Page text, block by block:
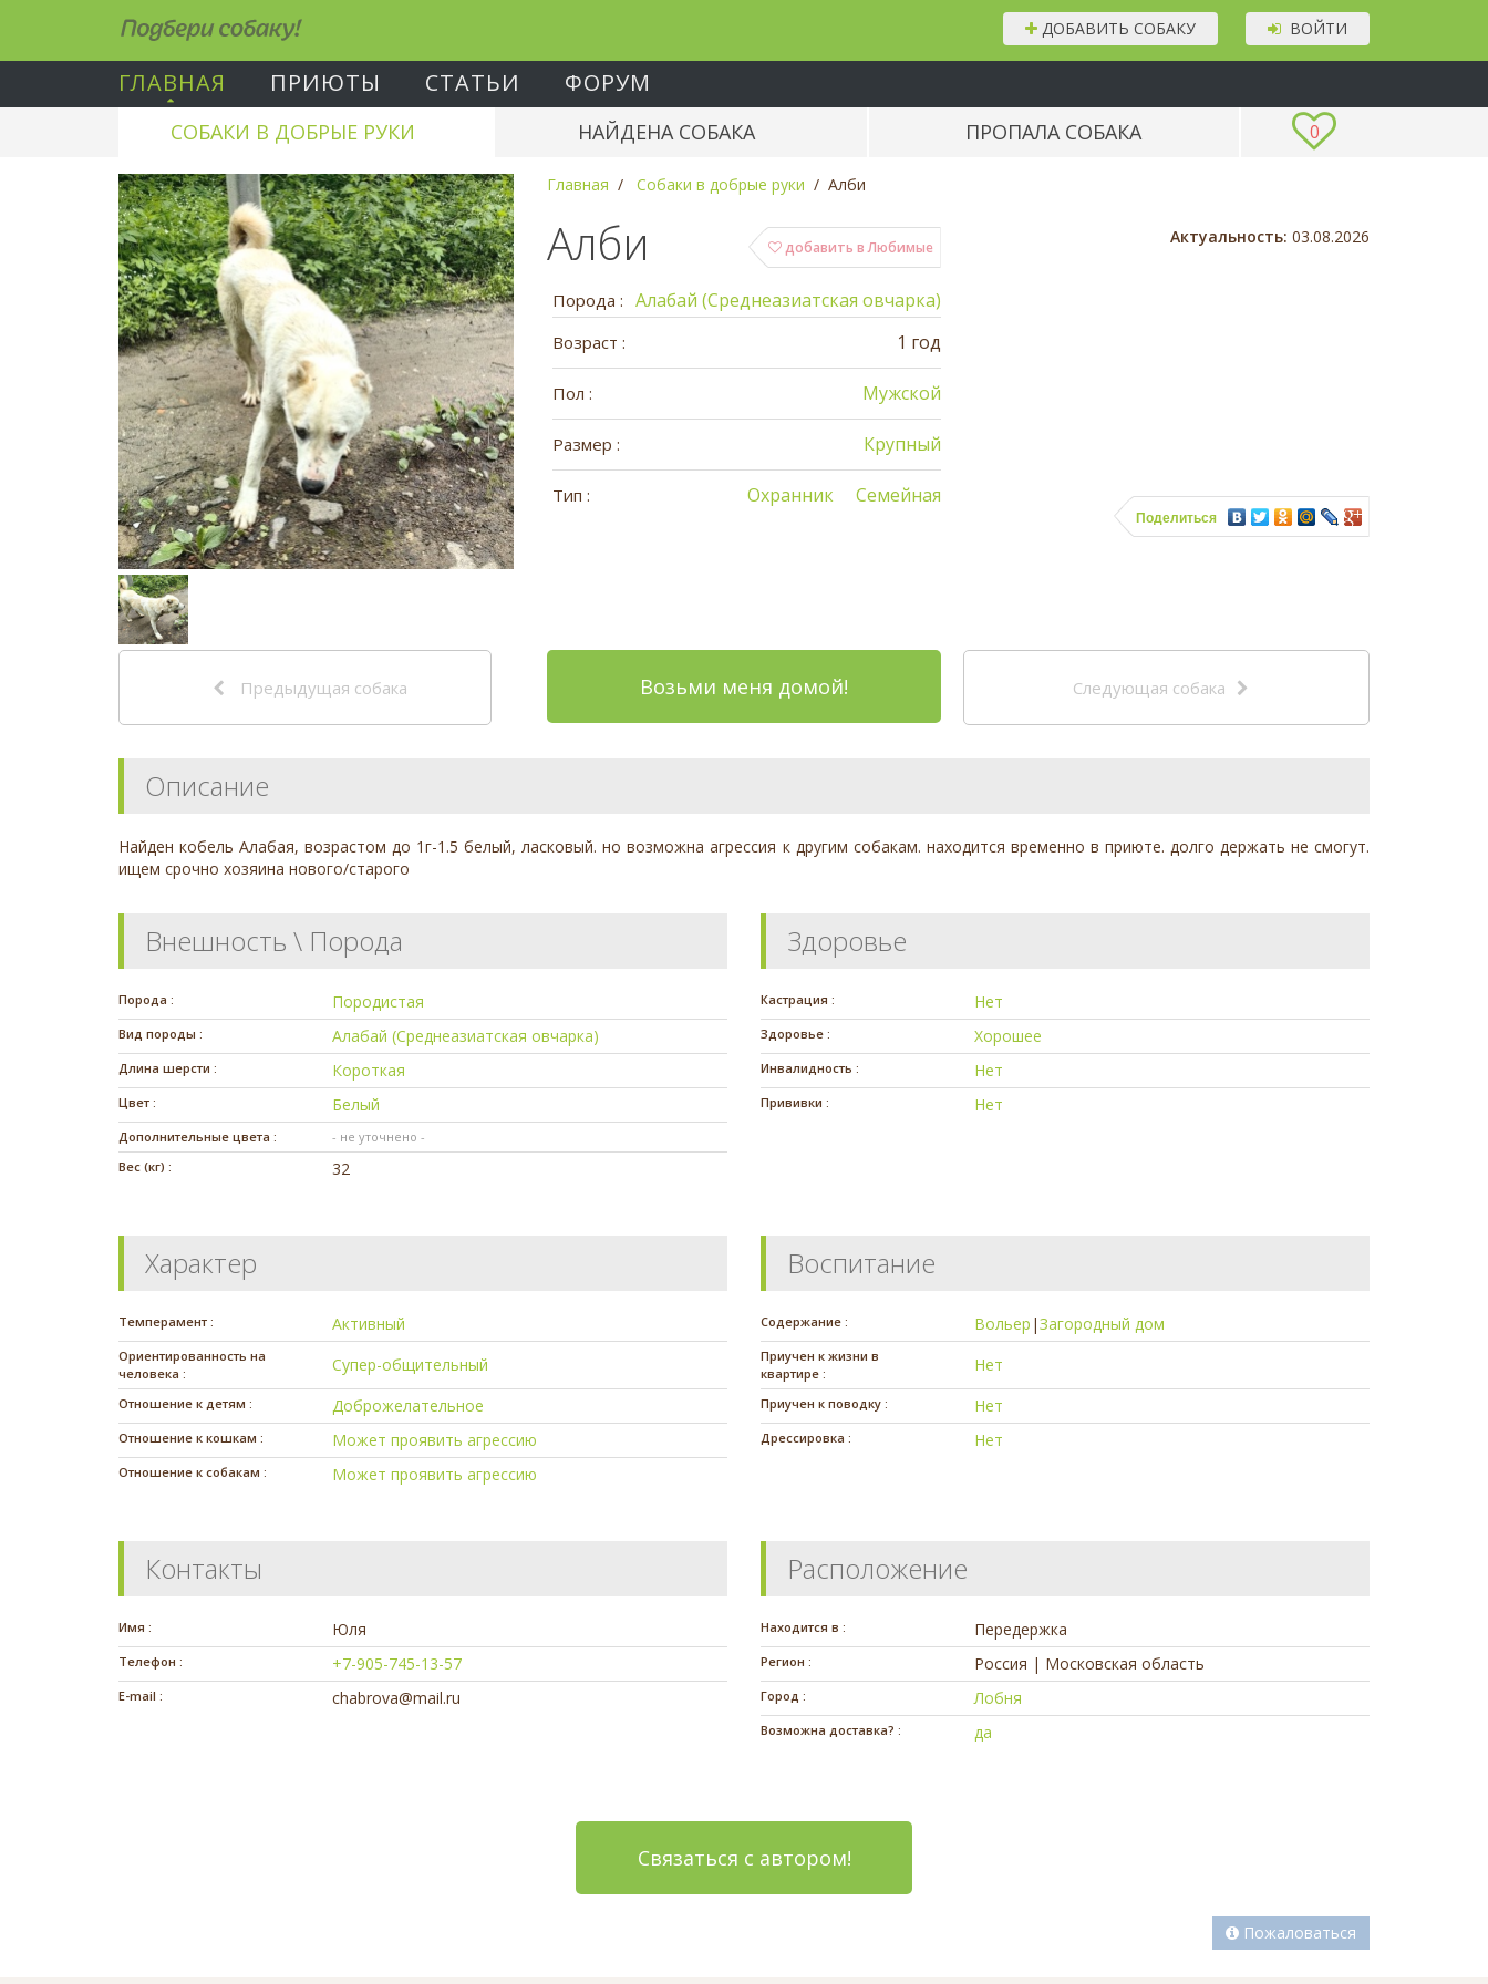
Подбери собаку! ВОЙТИ
ДОБАВИТЬ СОБАКУ
ГЛАВНАЯ ПРИЮТЫ СТАТЬИ ФОРУМ
0
СОБАКИ В ДОБРЫЕ РУКИ НАЙДЕНА СОБАКА ПРОПАЛА СОБАКА
Главная Собаки в добрые руки Алби
добавить в Любимые
Алби
Порода : Алабай (Среднеазиатская овчарка)
Возраст : 1 год
Пол : Мужской
Размер : Крупный
Тип : Семейная
Охранник
Актуальность: 03.08.2026
Поделиться
Предыдущая собака Возьми меня домой! Следующая собака
Описание
Найден кобель Алабая, возрастом до 1г-1.5 белый, ласковый. но возможна агрессия к другим собакам. находится временно в приюте. долго держать не смогут.
ищем срочно хозяина нового/старого
Внешность \ Порода
Порода : Породистая
Вид породы : Алабай (Среднеазиатская овчарка)
Длина шерсти : Короткая
Цвет : Белый
Дополнительные цвета :
- не уточнено -
Вес (кг) :
32
Здоровье
Кастрация : Нет
Здоровье : Хорошее
Инвалидность : Нет
Прививки : Нет
Характер
Темперамент : Активный
Ориентированность на
человека :
Супер-общительный
Отношение к детям : Доброжелательное
Отношение к кошкам : Может проявить агрессию
Отношение к собакам : Может проявить агрессию
Воспитание
Содержание : Вольер |Загородный дом
Приучен к жизни в
квартире :
Нет
Приучен к поводку : Нет
Дрессировка : Нет
Контакты
Имя : Юля
Телефон : +7-905-745-13-57
E-mail : chabrova@mail.ru
Расположение
Находится в : Передержка
Регион : Россия | Московская область
Город : Лобня
Возможна доставка? : да
Связаться с автором!
Пожаловаться